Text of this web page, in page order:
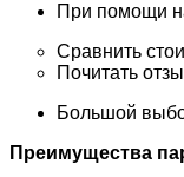
При помощи
Сравнить
Почитать
Большой
Преимущества